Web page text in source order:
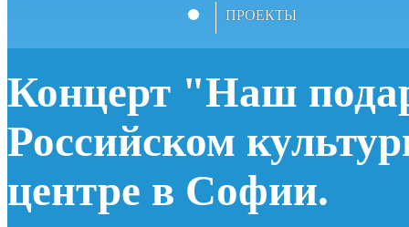
ПРОЕКТЫ
Концерт "Наш
Российском
центре в Софии.